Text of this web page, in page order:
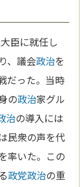
臣に就任し
、議会政治を
だった。当時
の政治家グル
治の導入には
民衆の声を代
率いた。この
政党政治の重